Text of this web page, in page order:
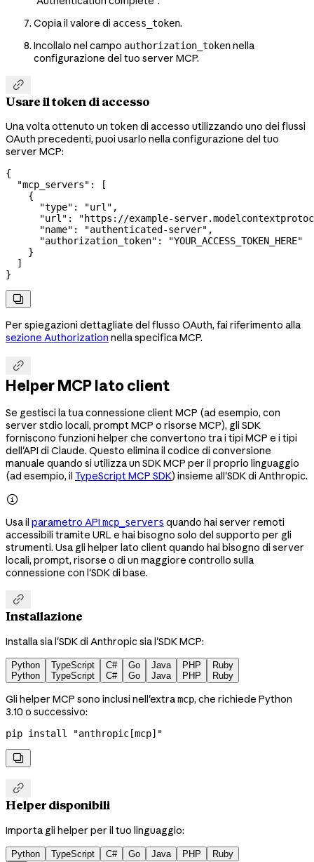
Copia il valore di access_token.
Incollalo nel campo authorization_tokennella
configurazione del tuo server MCP.

Usare il token di accesso
Una volta ottenuto un token di accesso utilizzando uno dei flussi
OAuth precedenti, puoi usarlo nella configurazione del tuo
server MCP:
{
  "mcp_servers"
: [
    {
      "type"
: "url" ,
      "url"
:
"https://example-
      "name"
: "authenticated-server" ,
      "authorization_token"
:
"YOUR_ACCESS_TOKEN_HERE"
    }
  ]
}

Per spiegazioni dettagliate del flusso OAuth, fai riferimento alla
sezione Authorization nella specifica MCP.

Helper MCP lato client
Se gestisci la tua connessione client MCP (ad esempio, con
server stdio locali, prompt MCP o risorse MCP), gli SDK
forniscono funzioni helper che convertono tra i tipi MCP e i tipi
dell'API di Claude. Questo elimina il codice di conversione
manuale quando si utilizza un SDK MCP per il proprio linguaggio
(ad esempio, il TypeScript MCP SDK) insieme all'SDK di Anthropic.

Usa il parametro API mcp_servers quando hai server remoti
accessibili tramite URL e hai bisogno solo del supporto per gli
strumenti. Usa gli helper lato client quando hai bisogno di server
locali, prompt, risorse o di un maggiore controllo sulla
connessione con l'SDK di base.

Installazione
Installa sia l'SDK di Anthropic sia l'SDK MCP:
Python
Python
TypeScript
TypeScript
C#
C#
Go
Go
Java
Java
PHP
PHP
Ruby
Ruby
Gli helper MCP sono inclusi nell'extramcp, che richiede Python
3.10 o successivo:
pip install "anthropic[mcp]"


Helper disponibili
Importa gli helper per il tuo linguaggio:
Python TypeScript C# Go Java PHP Ruby